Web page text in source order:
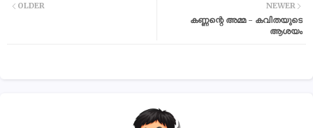
NEWER
കണ്ണന്റെ അമ്മ - കവിതയുടെ
ആശയം
OLDER